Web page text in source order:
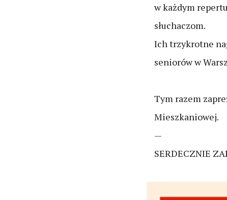
w każdym
słuchaczom.
Ich trzykrotne
seniorów w
Tym razem
Mieszkaniowej.
—
SERDECZNIE